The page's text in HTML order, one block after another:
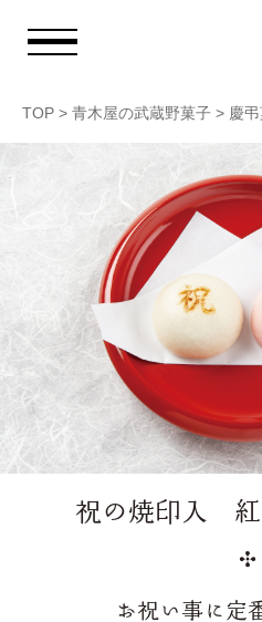
青木屋のおもい
商品情報
店舗情報
採用情報
TOP > 青木屋の武蔵野菓子 > 慶
祝の焼印入 紅
お祝い事に定